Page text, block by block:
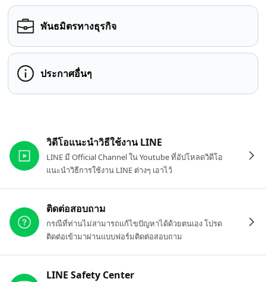
พันธมิตรทางธุรกิจ
ประกาศอื่นๆ
วิดีโอแนะนำวิธีใช้งาน LINE
LINE มี Official Channel ใน Youtube ที่อัปโหลดวิดีโอ
แนะนำวิธีการใช้งาน LINE ต่างๆ เอาไว้
ติดต่อสอบถาม
กรณีที่ท่านไม่สามารถแก้ไขปัญหาได้ด้วยตนเอง โปรด
ติดต่อเข้ามาผ่านแบบฟอร์มติดต่อสอบถาม
LINE Safety Center